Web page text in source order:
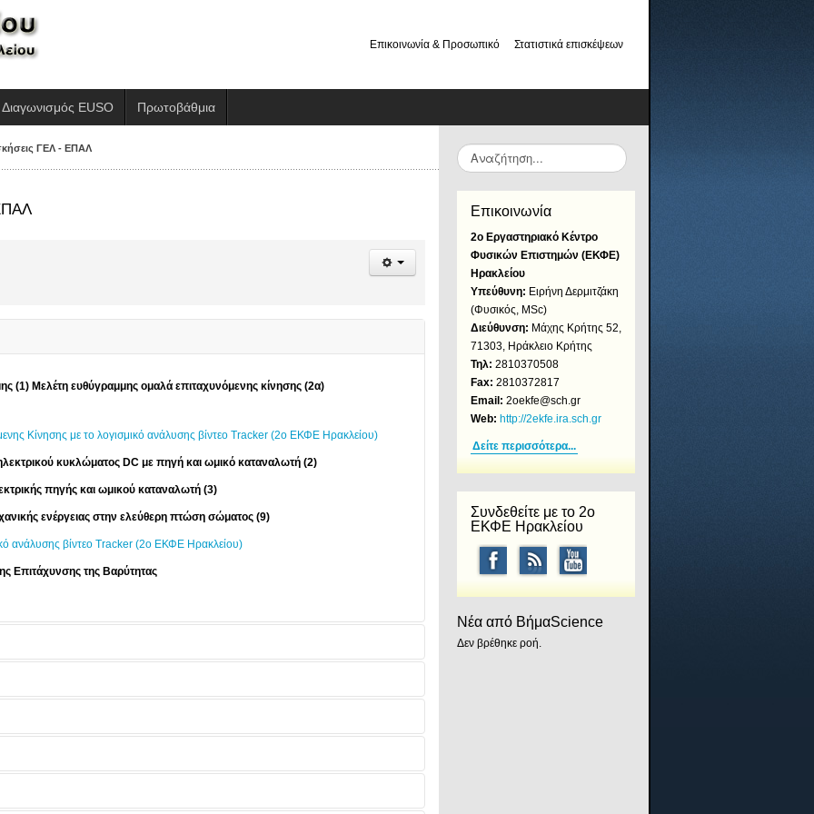
Επικοινωνία & Προσωπικό Στατιστικά επισκέψεων
Διαγωνισμός EUSO Πρωτοβάθμια
ΓΕΛ - ΕΠΑΛ
(1) Μελέτη ευθύγραμμης ομαλά επιταχυνόμενης κίνησης (2α)
Κίνησης με το λογισμικό ανάλυσης βίντεο Tracker (2ο ΕΚΦΕ Ηρακλείου)
κυκλώματος DC με πηγή και ωμικό καταναλωτή (2)
πηγής και ωμικού καταναλωτή (3)
ενέργειας στην ελεύθερη πτώση σώματος (9)
ανάλυσης βίντεο Tracker (2ο ΕΚΦΕ Ηρακλείου)
Επιτάχυνσης της Βαρύτητας
Ρ/Ν 1460 - ΕΚΦΕ ΣΕΡΡΩΝ
- Multilog (2)
και Πεχαμέτρου
Αναζήτηση...
Επικοινωνία
2ο Εργαστηριακό Κέντρο
Φυσικών Επιστημών (ΕΚΦΕ)
Ηρακλείου
Υπεύθυνη: Ειρήνη Δερμιτζάκη
(Φυσικός, MSc)
Διεύθυνση: Μάχης Κρήτης 52,
71303, Ηράκλειο Κρήτης
Τηλ: 2810370508
Fax: 2810372817
Email: 2oekfe@sch.gr
Web: http://2ekfe.ira.sch.gr
Δείτε περισσότερα...
Συνδεθείτε με το 2ο
ΕΚΦΕ Ηρακλείου
Νέα από ΒήμαScience
Δεν βρέθηκε ροή.